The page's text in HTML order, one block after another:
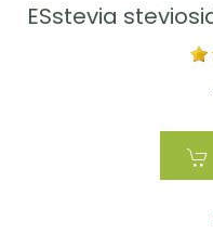
ESstevia